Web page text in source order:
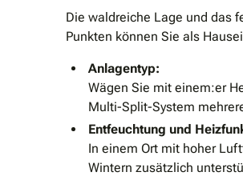
Die waldreiche Lage und das
Punkten können Sie als
Anlagentyp:
Wägen Sie mit einem:er
Multi-Split-System
Entfeuchtung und
In einem Ort mit hoher
Wintern zusätzlich